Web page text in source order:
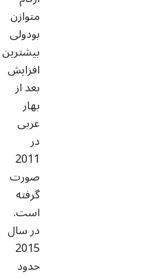
متوازن
بودولی
بیشترین
افزایش
بعد از
بهار
عربی
در
2011
صورت
گرفته
است.
در سال
2015
حدود